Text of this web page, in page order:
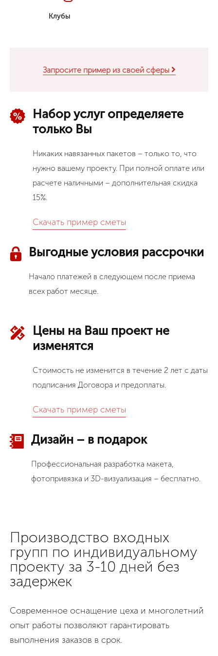
Клубы
Запросите пример из своей сферы
Набор услуг определяете
только Вы
Никаких навязанных пакетов – только то, что
нужно вашему проекту. При полной оплате или
расчете наличными – дополнительная скидка
15%.
Скачать пример сметы
Выгодные условия рассрочки
Начало платежей в следующем после приема
всех работ месяце.
Цены на Ваш проект не
изменятся
Стоимость не изменится в течение 2 лет с даты
подписания Договора и предоплаты.
Скачать пример сметы
Дизайн – в подарок
Профессиональная разработка макета,
фотопривязка и 3D-визуализация – бесплатно.
Производство входных
групп по индивидуальному
проекту за 3-10 дней без
задержек
Современное оснащение цеха и многолетний
опыт работы позволяют гарантировать
выполнения заказов в срок.